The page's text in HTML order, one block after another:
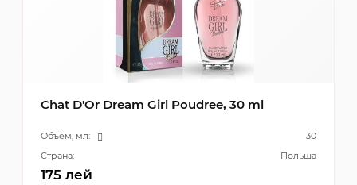
Chat D'Or Dream Girl Poudree, 30 ml
Объём, мл:
30
Страна:
Польша
175 лей